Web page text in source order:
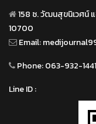
158 ซ. วัฒนสุขนิเวศน์
10700
Email:
Phone:063-932-
Line ID :